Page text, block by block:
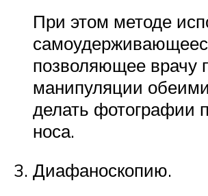
При этом методе
позволяющее врачу
манипуляции
делать фотографии
носа.
Диафаноскопию.